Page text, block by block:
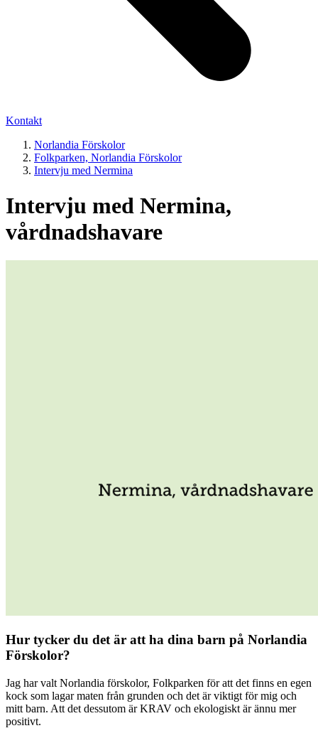
Kontakt
Norlandia Förskolor
Folkparken, Norlandia Förskolor
Intervju med Nermina
Intervju med Nermina,
vårdnadshavare
Hur tycker du det är att ha dina barn på Norlandia
Förskolor?
Jag har valt Norlandia förskolor, Folkparken för att det finns en egen
kock som lagar maten från grunden och det är viktigt för mig och
mitt barn. Att det dessutom är KRAV och ekologiskt är ännu mer
positivt.